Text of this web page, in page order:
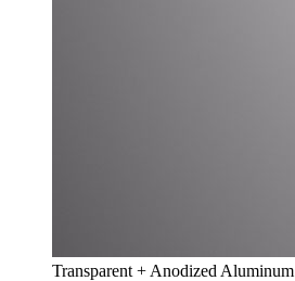
Transparent + Anodized Aluminum